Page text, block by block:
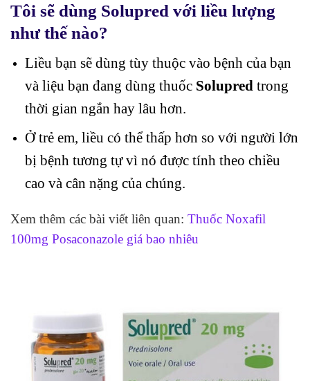
Tôi sẽ dùng Solupred với liều lượng
như thế nào?
Liều bạn sẽ dùng tùy thuộc vào bệnh của bạn
và liệu bạn đang dùng thuốc Solupred trong
thời gian ngắn hay lâu hơn.
Ở trẻ em, liều có thể thấp hơn so với người lớn
bị bệnh tương tự vì nó được tính theo chiều
cao và cân nặng của chúng.
Xem thêm các bài viết liên quan: Thuốc Noxafil
100mg Posaconazole giá bao nhiêu